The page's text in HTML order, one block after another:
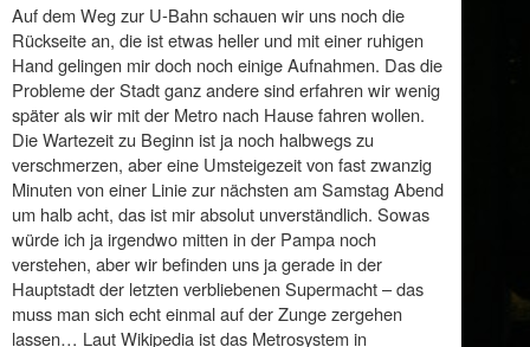
Auf dem Weg zur U-Bahn schauen wir uns noch die
Rückseite an, die ist etwas heller und mit einer ruhigen
Hand gelingen mir doch noch einige Aufnahmen. Das die
Probleme der Stadt ganz andere sind erfahren wir wenig
später als wir mit der Metro nach Hause fahren wollen.
Die Wartezeit zu Beginn ist ja noch halbwegs zu
verschmerzen, aber eine Umsteigezeit von fast zwanzig
Minuten von einer Linie zur nächsten am Samstag Abend
um halb acht, das ist mir absolut unverständlich. Sowas
würde ich ja irgendwo mitten in der Pampa noch
verstehen, aber wir befinden uns ja gerade in der
Hauptstadt der letzten verbliebenen Supermacht – das
muss man sich echt einmal auf der Zunge zergehen
lassen… Laut Wikipedia ist das Metrosystem in